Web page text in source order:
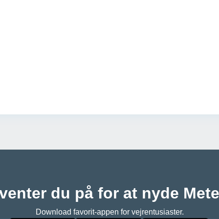
du på for at nyde
Download favorit-appen for vejrentusiaster.